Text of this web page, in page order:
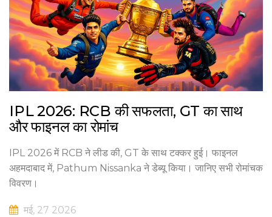
IPL 2026: RCB की सफलता, GT का साथ
और फाइनल का रोमांच
IPL 2026 में RCB ने लीड की, GT के साथ टक्कर हुई। फाइनल
अहमदाबाद में, Pathum Nissanka ने डेब्यू किया। जानिए सभी रोमांचक
विवरण।
मई, 27 2026